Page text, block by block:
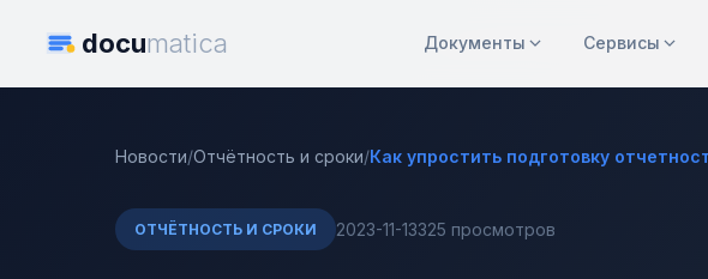
documatica Документы Сервисы
Новости/Отчётность и сроки/Как упростить подготовку
ОТЧЁТНОСТЬ И СРОКИ 2023-11-13325 просмотров